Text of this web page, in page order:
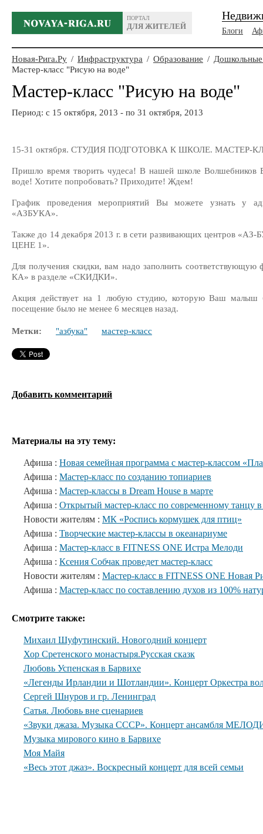
ПОРТАЛ
ДЛЯ ЖИТЕЛЕЙ
Блоги
Новая-Рига.Ру / Инфраструктура / Образование /
Мастер-класс "Рисую на воде"
Мастер-класс "Рисую на воде"
Период: c 15 октября, 2013 - по 31 октября, 2013
15-31 октября. СТУДИЯ ПОДГОТОВКА К ШКОЛЕ.
Пришло время творить чудеса! В нашей школе
воде! Хотите попробовать? Приходите! Ждем!
График проведения мероприятий Вы можете узнать у
«АЗБУКА».
Также до 14 декабря 2013 г. в сети развивающих центров
ЦЕНЕ 1».
Для получения скидки, вам надо заполнить
КА» в разделе «СКИДКИ».
Акция действует на 1 любую студию, которую Ваш малыш
посещение было не менее 6 месяцев назад.
Метки: "азбука" мастер-класс
Добавить комментарий
Материалы на эту тему:
Афиша : Новая семейная программа с мастер-классом
Афиша : Мастер-класс по созданию топиариев
Афиша : Мастер-классы в Dream House в марте
Афиша : Открытый мастер-класс по современному танцу
Новости жителям : МК «Роспись кормушек для птиц»
Афиша : Творческие мастер-классы в океанариуме
Афиша : Мастер-класс в FITNESS ONE Истра Мелоди
Афиша : Ксения Собчак проведет мастер-класс
Новости жителям : Мастер-класс в FITNESS ONE Новая
Афиша : Мастер-класс по составлению духов из 100%
Смотрите также:
Михаил Шуфутинский. Новогодний концерт
Хор Сретенского монастыря.Русская сказк
Любовь Успенская в Барвихе
«Легенды Ирландии и Шотландии». Концерт Оркестра
Сергей Шнуров и гр. Ленинград
Сатья. Любовь вне сценариев
«Звуки джаза. Музыка СССР». Концерт ансамбля
Музыка мирового кино в Барвихе
Моя Майя
«Весь этот джаз». Воскресный концерт для всей семьи